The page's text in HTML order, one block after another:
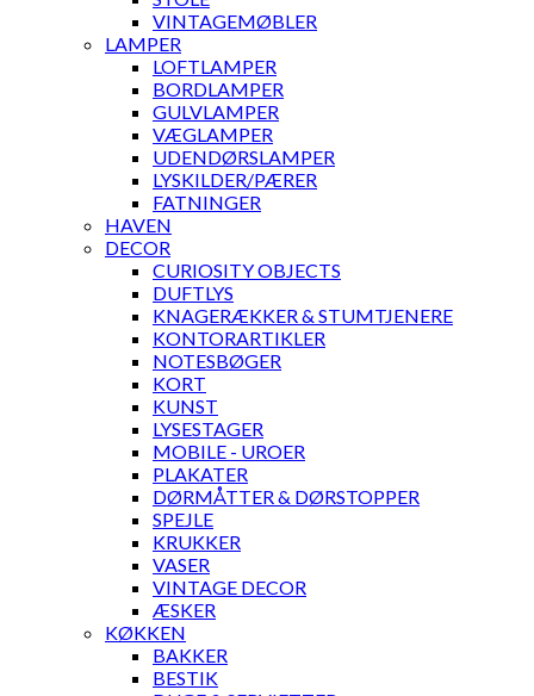
VINTAGEMØBLER
LAMPER
LOFTLAMPER
BORDLAMPER
GULVLAMPER
VÆGLAMPER
UDENDØRSLAMPER
LYSKILDER/PÆRER
FATNINGER
HAVEN
DECOR
CURIOSITY OBJECTS
DUFTLYS
KNAGERÆKKER & STUMTJENERE
KONTORARTIKLER
NOTESBØGER
KORT
KUNST
LYSESTAGER
MOBILE - UROER
PLAKATER
DØRMÅTTER & DØRSTOPPER
SPEJLE
KRUKKER
VASER
VINTAGE DECOR
ÆSKER
KØKKEN
BAKKER
BESTIK